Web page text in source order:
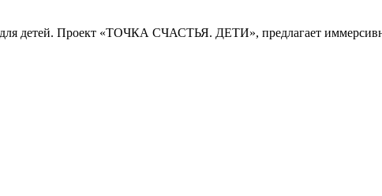
детей. Проект «ТОЧКА СЧАСТЬЯ. ДЕТИ», предлагает